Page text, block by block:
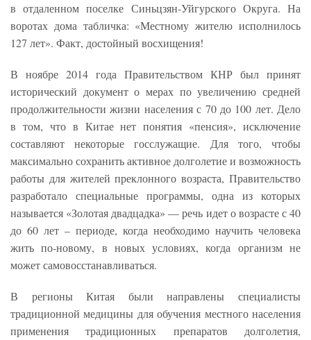
в отдаленном поселке Синьцзян-Уйгурского Округа. На
воротах дома табличка: «Местному жителю исполнилось
127 лет». Факт, достойный восхищения!
В ноябре 2014 года Правительством КНР был принят
исторический документ о мерах по увеличению средней
продолжительности жизни населения с 70 до 100 лет. Дело
в том, что в Китае нет понятия «пенсия», исключение
составляют некоторые госслужащие. Для того, чтобы
максимально сохранить активное долголетие и возможность
работы для жителей преклонного возраста, Правительство
разработало специальные программы, одна из которых
называется «Золотая двадцадка» — речь идет о возрасте с 40
до 60 лет – периоде, когда необходимо научить человека
жить по-новому, в новых условиях, когда организм не
может самовосстанавливаться.
В регионы Китая были направлены специалисты
традиционной медицины для обучения местного населения
применения традиционных препаратов долголетия,